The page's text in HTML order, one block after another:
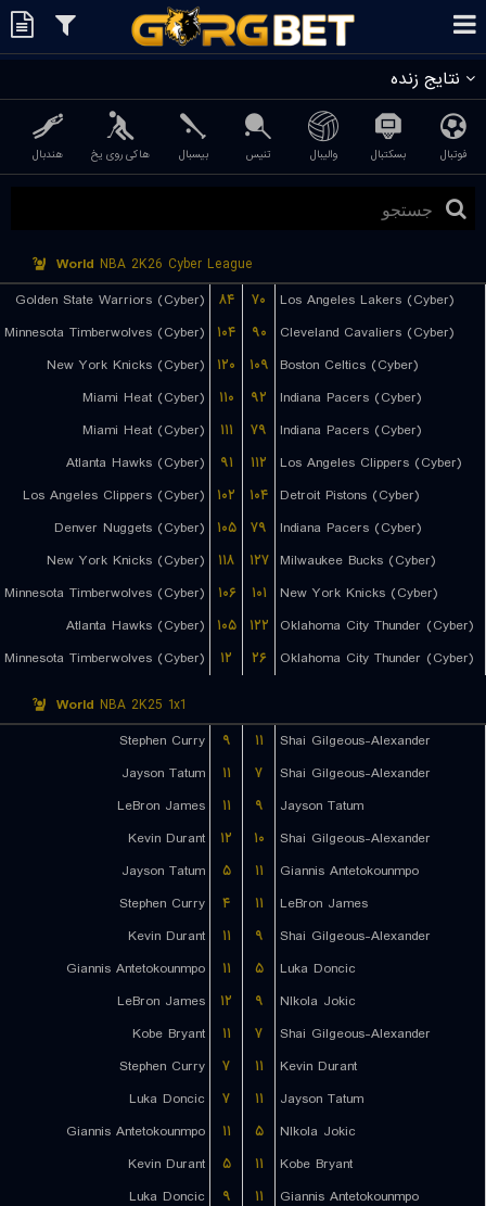
نتایج زنده
فوتبال بسکتبال والیبال تنیس بیسبال هاکی روی یخ هندبال
World NBA 2K26 Cyber League
Golden State Warriors (Cyber)
۸۴ ۷۰
Los Angeles Lakers (Cyber)
Minnesota Timberwolves (Cyber)
۱۰۴ ۹۰
Cleveland Cavaliers (Cyber)
New York Knicks (Cyber)
۱۲۰ ۱۰۹
Boston Celtics (Cyber)
Miami Heat (Cyber)
۱۱۰ ۹۲
Indiana Pacers (Cyber)
Miami Heat (Cyber)
۱۱۱ ۷۹
Indiana Pacers (Cyber)
Atlanta Hawks (Cyber)
۹۱ ۱۱۲
Los Angeles Clippers (Cyber)
Los Angeles Clippers (Cyber)
۱۰۲ ۱۰۴
Detroit Pistons (Cyber)
Denver Nuggets (Cyber)
۱۰۵ ۷۹
Indiana Pacers (Cyber)
New York Knicks (Cyber)
۱۱۸ ۱۲۷
Milwaukee Bucks (Cyber)
Minnesota Timberwolves (Cyber)
۱۰۶ ۱۰۱
New York Knicks (Cyber)
Atlanta Hawks (Cyber)
۱۰۵ ۱۲۲
Oklahoma City Thunder (Cyber)
Minnesota Timberwolves (Cyber)
۱۲ ۲۶ Oklahoma City Thunder (Cyber)
World NBA 2K25 1x1
Stephen Curry
۹ ۱۱
Shai Gilgeous-Alexander
Jayson Tatum
۱۱ ۷
Shai Gilgeous-Alexander
LeBron James
۱۱ ۹
Jayson Tatum
Kevin Durant
۱۲ ۱۰
Shai Gilgeous-Alexander
Jayson Tatum
۵ ۱۱
Giannis Antetokounmpo
Stephen Curry
۴ ۱۱
LeBron James
Kevin Durant
۱۱ ۹
Shai Gilgeous-Alexander
Giannis Antetokounmpo
۱۱ ۵
Luka Doncic
LeBron James
۱۲ ۹
NIkola Jokic
Kobe Bryant
۱۱ ۷
Shai Gilgeous-Alexander
Stephen Curry
۷ ۱۱
Kevin Durant
Luka Doncic
۷ ۱۱
Jayson Tatum
Giannis Antetokounmpo
۱۱ ۵
NIkola Jokic
Kevin Durant
۵ ۱۱
Kobe Bryant
Luka Doncic
۹ ۱۱
Giannis Antetokounmpo